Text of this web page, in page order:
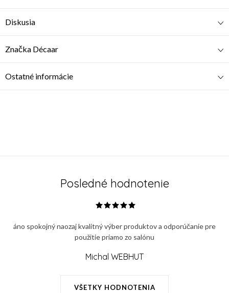
Diskusia
Značka Décaar
Ostatné informácie
Posledné hodnotenie
VŠETKY HODNOTENIA
áno spokojný naozaj kvalitný výber produktov a odporúčanie pre
použitie priamo zo salónu
Michal WEBHUT